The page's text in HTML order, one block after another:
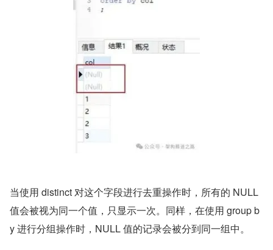
当使用 distinct 对这个字段进行去重操作时，所有的 NULL
值会被视为同一个值，只显示一次。同样，在使用 group b
y 进行分组操作时，NULL 值的记录会被分到同一组中。